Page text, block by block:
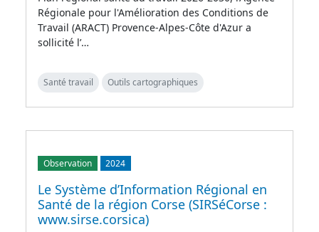
Régionale pour l'Amélioration des Conditions de
Travail (ARACT) Provence-Alpes-Côte d'Azur a
sollicité l’…
Santé travail Outils cartographiques
Observation 2024
Le Système d’Information Régional en
Santé de la région Corse (SIRSéCorse :
www.sirse.corsica)